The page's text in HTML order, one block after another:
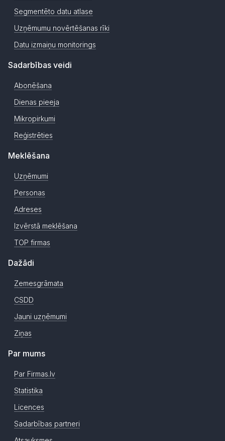
Segmentēto datu atlase
Uzņēmumu novērtēšanas rīki
Datu izmaiņu monitorings
Sadarbības veidi
Abonēšana
Dienas pieeja
Mikropirkumi
Reģistrēties
Meklēšana
Uzņēmumi
Personas
Adreses
Izvērstā meklēšana
TOP firmas
Dažādi
Zemesgrāmata
CSDD
Jauni uzņēmumi
Ziņas
Par mums
Par Firmas.lv
Statistika
Licences
Sadarbības partneri